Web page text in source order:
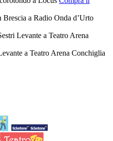
Brescia a Radio Onda d’Urto
Levante a Teatro Arena
a Teatro Arena Conchiglia